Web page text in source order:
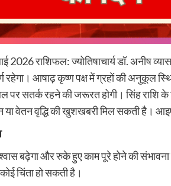
2026 राशिफल: ज्योतिषाचार्य डॉ. अनीष
रहेगा। आषाढ़ कृष्ण पक्ष में ग्रहों की अनुकूल
पर सतर्क रहने की जरूरत होगी। सिंह राशि
या वेतन वृद्धि की खुशखबरी मिल सकती है।
बढ़ेगा और रुके हुए काम पूरे होने की
चिंता हो सकती है।